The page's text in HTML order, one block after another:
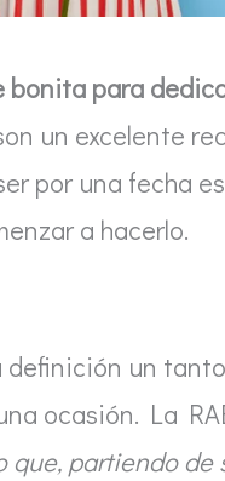
bonita para
un excelente
por una fecha
a hacerlo.
un
ocasión. La
que, partiendo de